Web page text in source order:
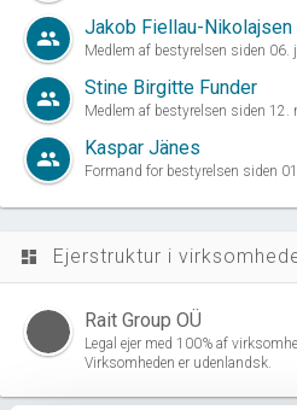
group Jakob Fiellau-Nikolajsen
Medlem af bestyrelsen siden 06.
group Stine Birgitte Funder
Medlem af bestyrelsen siden 12.
group Kaspar Jänes
Formand for bestyrelsen siden
dashboard Ejerstruktur i
Rait Group OÜ
Legal ejer med 100% af
Virksomheden er udenlandsk.